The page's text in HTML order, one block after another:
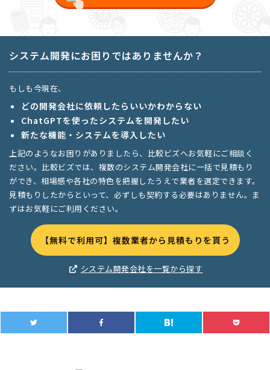
システム開発にお困りではありませんか？
もしも今現在、
どの開発会社に依頼したらいいかわからない
ChatGPTを使ったシステムを開発したい
新たな機能・システムを導入したい
上記のようなお困りがありましたら、比較ビズへお気軽にご相談く
ださい。比較ビズでは、複数のシステム開発会社に一括で見積もり
ができ、相場感や各社の特色を把握したうえで業者を選定できます。
見積もりしたからといって、必ずしも契約する必要はありません。ま
ずはお気軽にご利用ください。
【無料で利用可】複数業者から見積もりを貰う
システム開発会社を一覧から探す